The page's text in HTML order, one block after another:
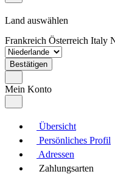
Land auswählen
Frankreich Österreich Italy
Bestätigen
Mein Konto
Übersicht
Persönliches Profil
Adressen
Zahlungsarten